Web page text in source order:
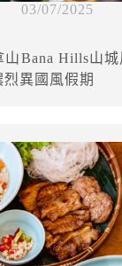
03/07/2025
山Bana Hills山
異國風假期